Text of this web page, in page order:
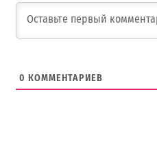
0 КОММЕНТАРИЕВ